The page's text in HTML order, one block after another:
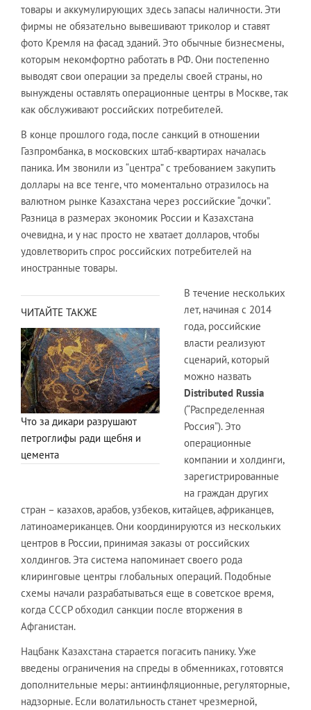
товары и аккумулирующих здесь запасы наличности. Эти
фирмы не обязательно вывешивают триколор и ставят
фото Кремля на фасад зданий. Это обычные бизнесмены,
которым некомфортно работать в РФ. Они постепенно
выводят свои операции за пределы своей страны, но
вынуждены оставлять операционные центры в Москве, так
как обслуживают российских потребителей.
В конце прошлого года, после санкций в отношении
Газпромбанка, в московских штаб-квартирах началась
паника. Им звонили из “центра” с требованием закупить
доллары на все тенге, что моментально отразилось на
валютном рынке Казахстана через российские “дочки”.
Разница в размерах экономик России и Казахстана
очевидна, и у нас просто не хватает долларов, чтобы
удовлетворить спрос российских потребителей на
иностранные товары.
ЧИТАЙТЕ ТАКЖЕ
Что за дикари разрушают
петроглифы ради щебня и
цемента
В течение нескольких
лет, начиная с 2014
года, российские
власти реализуют
сценарий, который
можно назвать
Distributed Russia
(“Распределенная
Россия”). Это
операционные
компании и холдинги,
зарегистрированные
на граждан других
стран – казахов, арабов, узбеков, китайцев, африканцев,
латиноамериканцев. Они координируются из нескольких
центров в России, принимая заказы от российских
холдингов. Эта система напоминает своего рода
клиринговые центры глобальных операций. Подобные
схемы начали разрабатываться еще в советское время,
когда СССР обходил санкции после вторжения в
Афганистан.
Нацбанк Казахстана старается погасить панику. Уже
введены ограничения на спреды в обменниках, готовятся
дополнительные меры: антиинфляционные, регуляторные,
надзорные. Если волатильность станет чрезмерной,